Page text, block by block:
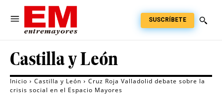
SUSCRÍBETE
Castilla y León
Inicio Castilla y León
Cruz Roja Valladolid debate sobre la
crisis social en el Espacio Mayores